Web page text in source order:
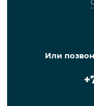
Или